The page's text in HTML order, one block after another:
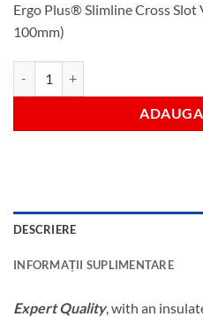
Ergo Plus® Slimline Cross Slot
100mm)
DESCRIERE
INFORMAȚII SUPLIMENTARE
Expert Quality, with an